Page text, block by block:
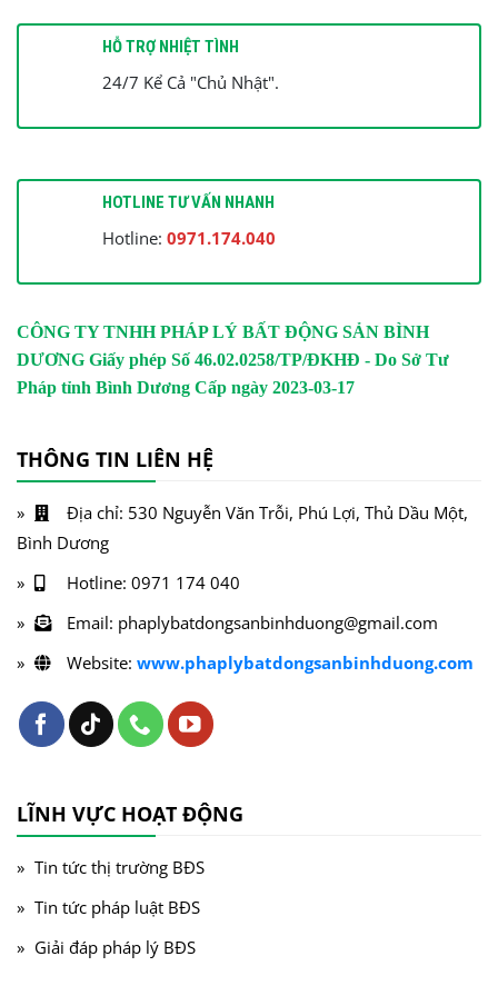
HỖ TRỢ NHIỆT TÌNH
24/7 Kể Cả "Chủ Nhật".
HOTLINE TƯ VẤN NHANH
Hotline: 0971.174.040
CÔNG TY TNHH PHÁP LÝ BẤT ĐỘNG SẢN BÌNH
DƯƠNG Giấy phép Số 46.02.0258/TP/ĐKHĐ - Do Sở Tư
Pháp tỉnh Bình Dương Cấp ngày 2023-03-17
THÔNG TIN LIÊN HỆ
Địa chỉ: 530 Nguyễn Văn Trỗi, Phú Lợi, Thủ Dầu Một,
Bình Dương
Hotline: 0971 174 040
Email: phaplybatdongsanbinhduong@gmail.com
Website: www.phaplybatdongsanbinhduong.com
LĨNH VỰC HOẠT ĐỘNG
Tin tức thị trường BĐS
Tin tức pháp luật BĐS
Giải đáp pháp lý BĐS